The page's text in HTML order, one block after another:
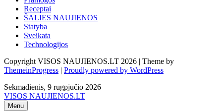
Receptai
ŠALIES NAUJIENOS
Statyba
Sveikata
Technologijos
Copyright VISOS NAUJIENOS.LT 2026 | Theme by
ThemeinProgress | Proudly powered by WordPress
Sekmadienis, 9 rugpjūčio 2026
VISOS NAUJIENOS.LT
Menu